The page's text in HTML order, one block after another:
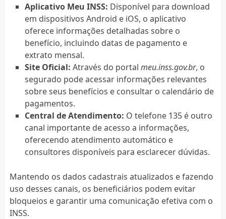
Aplicativo Meu INSS: Disponível para download
em dispositivos Android e iOS, o aplicativo
oferece informações detalhadas sobre o
benefício, incluindo datas de pagamento e
extrato mensal.
Site Oficial: Através do portal meu.inss.gov.br, o
segurado pode acessar informações relevantes
sobre seus benefícios e consultar o calendário de
pagamentos.
Central de Atendimento: O telefone 135 é outro
canal importante de acesso a informações,
oferecendo atendimento automático e
consultores disponíveis para esclarecer dúvidas.
Mantendo os dados cadastrais atualizados e fazendo
uso desses canais, os beneficiários podem evitar
bloqueios e garantir uma comunicação efetiva com o
INSS.